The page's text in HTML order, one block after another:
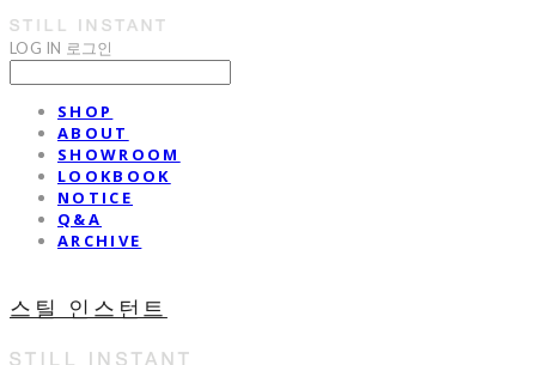
LOG IN 로그인
SHOP
ABOUT
SHOWROOM
LOOKBOOK
NOTICE
Q&A
ARCHIVE
스틸 인스턴트